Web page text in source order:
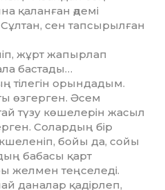
қалан­ған әдемі
Сұлтан, сен тапсырылған
жұрт жапырлап
бастады…
тілегін орындадым.
өз­гер­ген. Әсем
түзу көшелерін жасыл
Солар­дың бір
бойы да, сойы
бабасы қарт
желмен теңселеді.
даналар қадірлеп,